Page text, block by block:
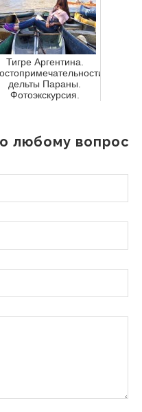
Тигре Аргентина.
дельты Параны.
Фотоэкскурсия.
любому вопросу